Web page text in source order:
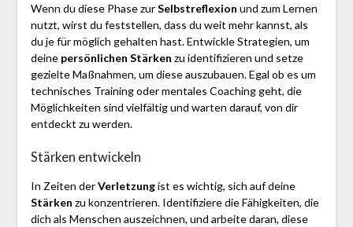
Wenn du diese Phase zurSelbstreflexion und zum Lernen
nutzt, wirst du feststellen, dass du weit mehr kannst, als
du je für möglich gehalten hast. Entwickle Strategien, um
deine persönlichen Stärken zu identifizieren und setze
gezielte Maßnahmen, um diese auszubauen. Egal ob es um
technisches Training oder mentales Coaching geht, die
Möglichkeiten sind vielfältig und warten darauf, von dir
entdeckt zu werden.
Stärken entwickeln
In Zeiten derVerletzungist es wichtig, sich auf deine
Stärken zu konzentrieren. Identifiziere die Fähigkeiten, die
dich als Menschen auszeichnen, und arbeite daran, diese